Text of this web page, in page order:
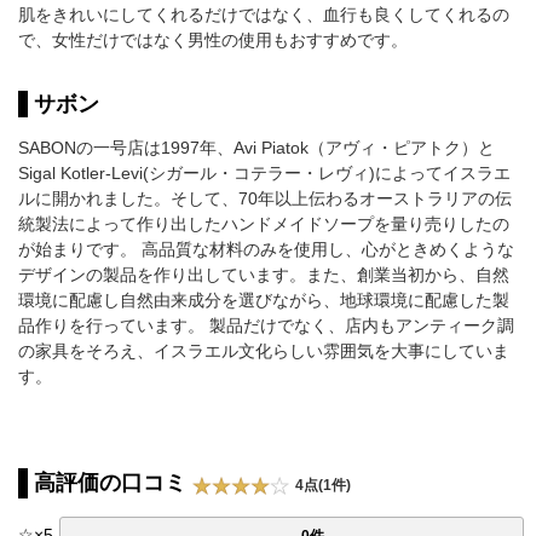
肌をきれいにしてくれるだけではなく、血行も良くしてくれるの
で、女性だけではなく男性の使用もおすすめです。
サボン
SABONの一号店は1997年、Avi Piatok（アヴィ・ピアトク）と
Sigal Kotler-Levi(シガール・コテラー・レヴィ)によってイスラエ
ルに開かれました。そして、70年以上伝わるオーストラリアの伝
統製法によって作り出したハンドメイドソープを量り売りしたの
が始まりです。 高品質な材料のみを使用し、心がときめくような
デザインの製品を作り出しています。また、創業当初から、自然
環境に配慮し自然由来成分を選びながら、地球環境に配慮した製
品作りを行っています。 製品だけでなく、店内もアンティーク調
の家具をそろえ、イスラエル文化らしい雰囲気を大事にしていま
す。
高評価の口コミ 4点(1件)